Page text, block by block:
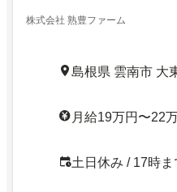
株式会社 熟豊ファーム
島根県 雲南市 大
月給19万円〜22
土日休み / 17時